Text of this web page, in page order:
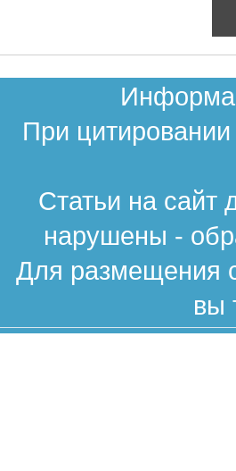
При
Статьи на сайт
нарушены -
Для размещения
вы